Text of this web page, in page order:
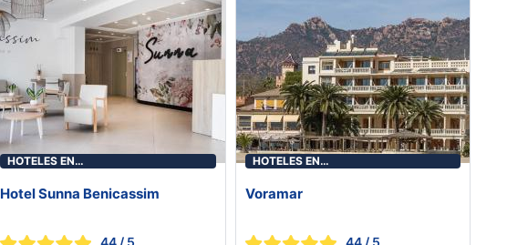
HOTELES EN
Hotel Sunna Benicassim
44 / 5
HOTELES EN
Voramar
44/ 5